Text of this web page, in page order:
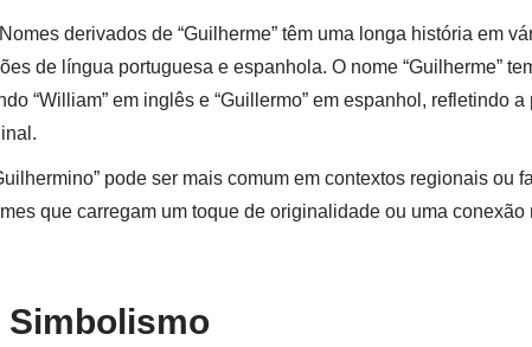
derivados de “Guilherme” têm uma longa história em
de língua portuguesa e espanhola. O nome “Guilherme”
“William” em inglês e “Guillermo” em espanhol, refletindo
pode ser mais comum em contextos regionais ou
que carregam um toque de originalidade ou uma conexão